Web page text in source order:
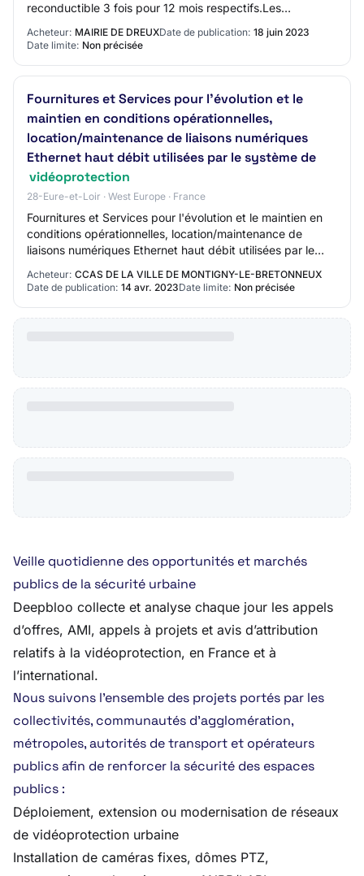
reconductible 3 fois pour 12 mois respectifs.Les
Acheteur: MAIRIE DE DREUXDate de publication: 18 juin 2023
Date limite: Non précisée
Fournitures et Services pour l'évolution et le
maintien en conditions opérationnelles,
location/maintenance de liaisons numériques
Ethernet haut débit utilisées par le système de
vidéoprotection
28-Eure-et-Loir · West Europe · France
Fournitures et Services pour l'évolution et le maintien en
conditions opérationnelles, location/maintenance de
liaisons numériques Ethernet haut débit utilisées par le
Acheteur: CCAS DE LA VILLE DE MONTIGNY-LE-BRETONNEUX
Date de publication: 14 avr. 2023Date limite: Non précisée
Veille quotidienne des opportunités et marchés
publics de la sécurité urbaine
Deepbloo collecte et analyse chaque jour les appels
d’offres, AMI, appels à projets et avis d’attribution
relatifs à la vidéoprotection, en France et à
l’international.
Nous suivons l’ensemble des projets portés par les
collectivités, communautés d’agglomération,
métropoles, autorités de transport et opérateurs
publics afin de renforcer la sécurité des espaces
publics :
Déploiement, extension ou modernisation de réseaux
de vidéoprotection urbaine
Installation de caméras fixes, dômes PTZ,